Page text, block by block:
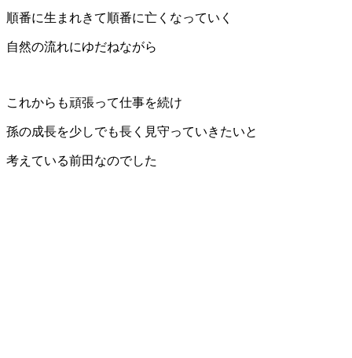
順番に生まれきて順番に亡くなっていく
自然の流れにゆだねながら
これからも頑張って仕事を続け
孫の成長を少しでも長く見守っていきたいと
考えている前田なのでした